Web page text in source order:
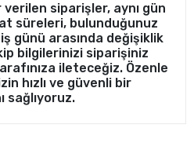
verilen siparişler, aynı gün
süreleri, bulunduğunuz
günü arasında değişiklik
bilgilerinizi siparişiniz
ileteceğiz. Özenle
hızlı ve güvenli bir
sağlıyoruz.